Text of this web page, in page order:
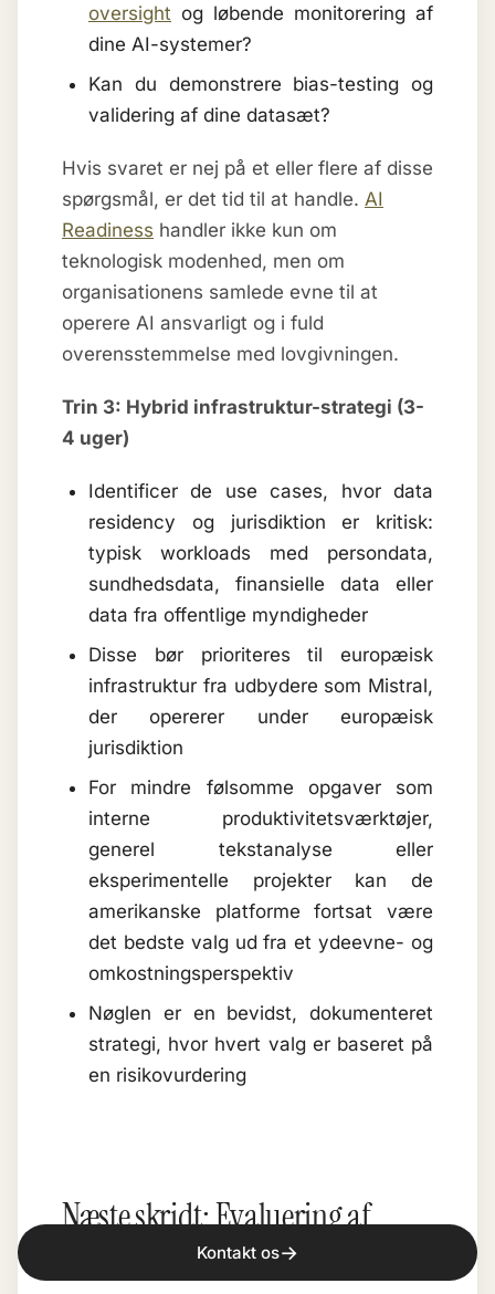
oversight og løbende monitorering af
dine AI-systemer?
Kan du demonstrere bias-testing og
validering af dine datasæt?
Hvis svaret er nej på et eller flere af disse
spørgsmål, er det tid til at handle. AI
Readiness handler ikke kun om
teknologisk modenhed, men om
organisationens samlede evne til at
operere AI ansvarligt og i fuld
overensstemmelse med lovgivningen.
Trin 3: Hybrid infrastruktur-strategi (3-
4 uger)
Identificer de use cases, hvor data
residency og jurisdiktion er kritisk:
typisk workloads med persondata,
sundhedsdata, finansielle data eller
data fra offentlige myndigheder
Disse bør prioriteres til europæisk
infrastruktur fra udbydere som Mistral,
der opererer under europæisk
jurisdiktion
For mindre følsomme opgaver som
interne produktivitetsværktøjer,
generel tekstanalyse eller
eksperimentelle projekter kan de
amerikanske platforme fortsat være
det bedste valg ud fra et ydeevne- og
omkostningsperspektiv
Nøglen er en bevidst, dokumenteret
strategi, hvor hvert valg er baseret på
en risikovurdering
Næste skridt: Evaluering af
europæisk infrastruktur
Kontakt os→